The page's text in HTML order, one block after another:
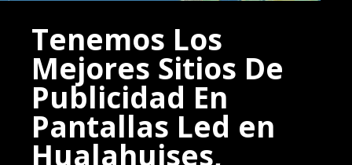
Tenemos Los
Mejores Sitios De
Publicidad En
Pantallas Led en
Hualahuises,